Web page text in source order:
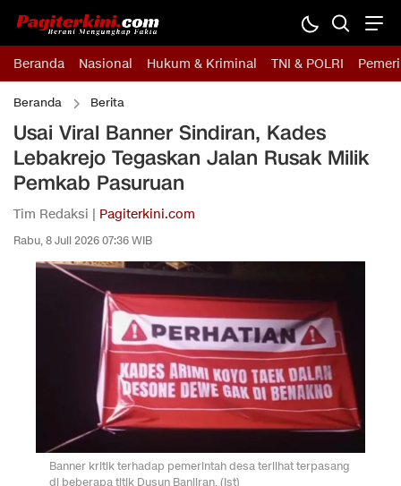
Beranda Nasional Hukum & Kriminal TNI & POLRI
Beranda Berita
Usai Viral Banner Sindiran, Kades
Lebakrejo Tegaskan Jalan Rusak Milik
Pemkab Pasuruan
Tim Redaksi | Pagiterkini.com
Rabu, 8 Juli 2026 07:36 WIB
Banner kritik terhadap pemerintah desa terlihat terpasang
di beberapa titik Dusun Banjiran. (Ist)